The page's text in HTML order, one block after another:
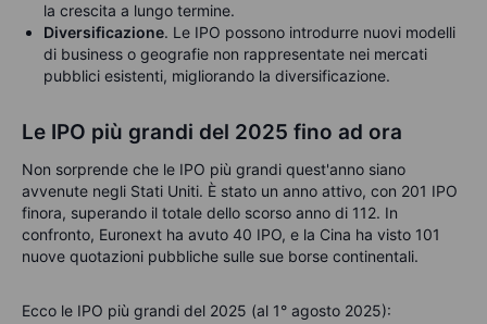
la crescita a lungo termine.
Diversificazione. Le IPO possono introdurre nuovi modelli
di business o geografie non rappresentate nei mercati
pubblici esistenti, migliorando la diversificazione.
Le IPO più grandi del 2025 fino ad ora
Non sorprende che le IPO più grandi quest'anno siano
avvenute negli Stati Uniti. È stato un anno attivo, con 201 IPO
finora, superando il totale dello scorso anno di 112. In
confronto, Euronext ha avuto 40 IPO, e la Cina ha visto 101
nuove quotazioni pubbliche sulle sue borse continentali.
Ecco le IPO più grandi del 2025 (al 1° agosto 2025):